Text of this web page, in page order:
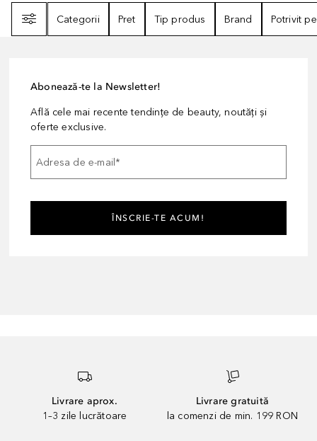
Categorii
Pret Tip produs Brand Potrivit
Abonează-te la Newsletter!
Află cele mai recente tendințe de beauty, noutăți și
oferte exclusive.
Adresa de e-mail *
ÎNSCRIE-TE ACUM!
Livrare aprox.
1–3 zile lucrătoare
Livrare gratuită
la comenzi de min. 199 RON